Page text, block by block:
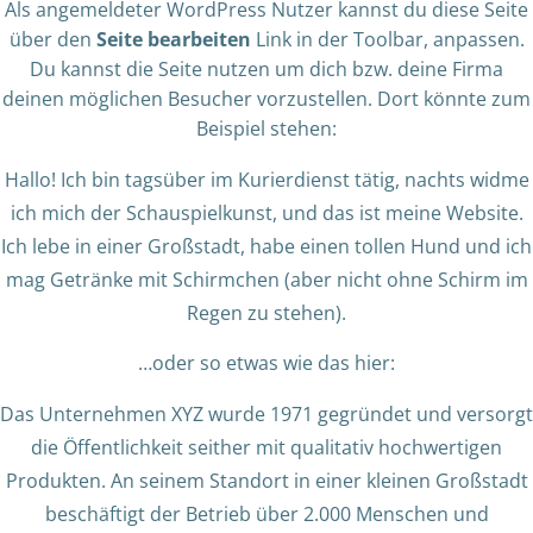
Als angemeldeter WordPress Nutzer kannst du diese Seite
über den Seite bearbeiten Link in der Toolbar, anpassen.
Du kannst die Seite nutzen um dich bzw. deine Firma
deinen möglichen Besucher vorzustellen. Dort könnte zum
Beispiel stehen:
Hallo! Ich bin tagsüber im Kurierdienst tätig, nachts widme
ich mich der Schauspielkunst, und das ist meine Website.
Ich lebe in einer Großstadt, habe einen tollen Hund und ich
mag Getränke mit Schirmchen (aber nicht ohne Schirm im
Regen zu stehen).
…oder so etwas wie das hier:
Das Unternehmen XYZ wurde 1971 gegründet und versorgt
die Öffentlichkeit seither mit qualitativ hochwertigen
Produkten. An seinem Standort in einer kleinen Großstadt
beschäftigt der Betrieb über 2.000 Menschen und